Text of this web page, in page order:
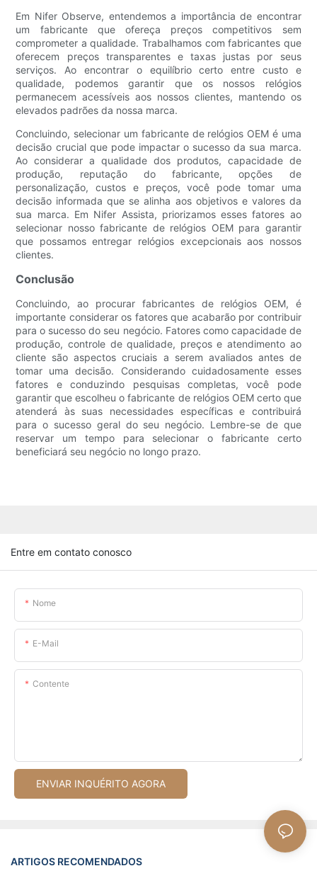
Em Nifer Observe, entendemos a importância de encontrar
um fabricante que ofereça preços competitivos sem
comprometer a qualidade. Trabalhamos com fabricantes que
oferecem preços transparentes e taxas justas por seus
serviços. Ao encontrar o equilíbrio certo entre custo e
qualidade, podemos garantir que os nossos relógios
permanecem acessíveis aos nossos clientes, mantendo os
elevados padrões da nossa marca.
Concluindo, selecionar um fabricante de relógios OEM é uma
decisão crucial que pode impactar o sucesso da sua marca.
Ao considerar a qualidade dos produtos, capacidade de
produção, reputação do fabricante, opções de
personalização, custos e preços, você pode tomar uma
decisão informada que se alinha aos objetivos e valores da
sua marca. Em Nifer Assista, priorizamos esses fatores ao
selecionar nosso fabricante de relógios OEM para garantir
que possamos entregar relógios excepcionais aos nossos
clientes.
Conclusão
Concluindo, ao procurar fabricantes de relógios OEM, é
importante considerar os fatores que acabarão por contribuir
para o sucesso do seu negócio. Fatores como capacidade de
produção, controle de qualidade, preços e atendimento ao
cliente são aspectos cruciais a serem avaliados antes de
tomar uma decisão. Considerando cuidadosamente esses
fatores e conduzindo pesquisas completas, você pode
garantir que escolheu o fabricante de relógios OEM certo que
atenderá às suas necessidades específicas e contribuirá
para o sucesso geral do seu negócio. Lembre-se de que
reservar um tempo para selecionar o fabricante certo
beneficiará seu negócio no longo prazo.
Entre em contato conosco
Nome
E-Mail
Contente
ENVIAR INQUÉRITO AGORA
ARTIGOS RECOMENDADOS